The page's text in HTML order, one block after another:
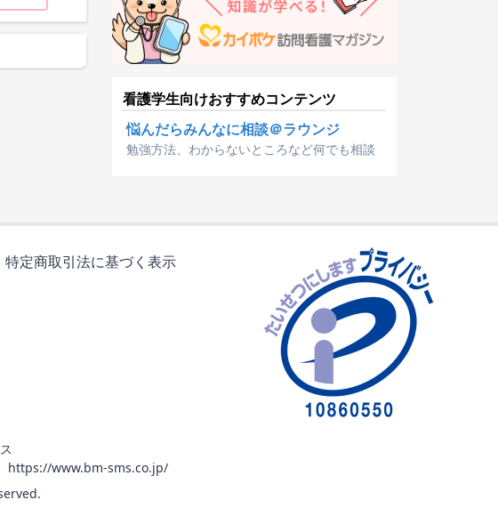
看護学生向けおすすめコンテンツ
悩んだらみんなに相談＠ラウンジ
勉強方法、わからないところなど何でも相談
特定商取引法に基づく表示
https://www.bm-sms.co.jp/